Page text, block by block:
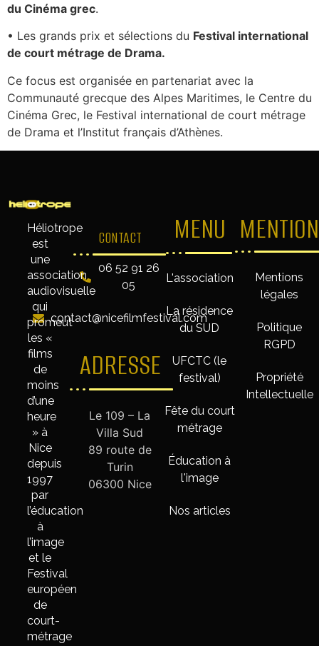
du Cinéma grec.
• Les grands prix et sélections du Festival international
de court métrage de Drama.
Ce focus est organisée en partenariat avec la
Communauté grecque des Alpes Maritimes, le Centre du
Cinéma Grec, le Festival international de court métrage
de Drama et l’Institut français d’Athènes.
Héliotrope
est
une
association
audiovisuelle
qui
promeut
les «
films
de
moins
d’une
heure
» à
Nice
depuis
1997
par
l’éducation
à
l’image
et le
Festival
européen
de
court-
métrage
CONTACT
06 52 91 26
05
contact@nicefilmfestival.com
ADRESSE
Le 109 – La
Villa Sud
89 route de
Turin
06300 Nice
MENU
L'association
La résidence
du SUD
UFCTC (le
festival)
Fête du court
métrage
Éducation à
l'image
Nos articles
Mentions
légales
Politique
RGPD
Propriété
Intellectuelle